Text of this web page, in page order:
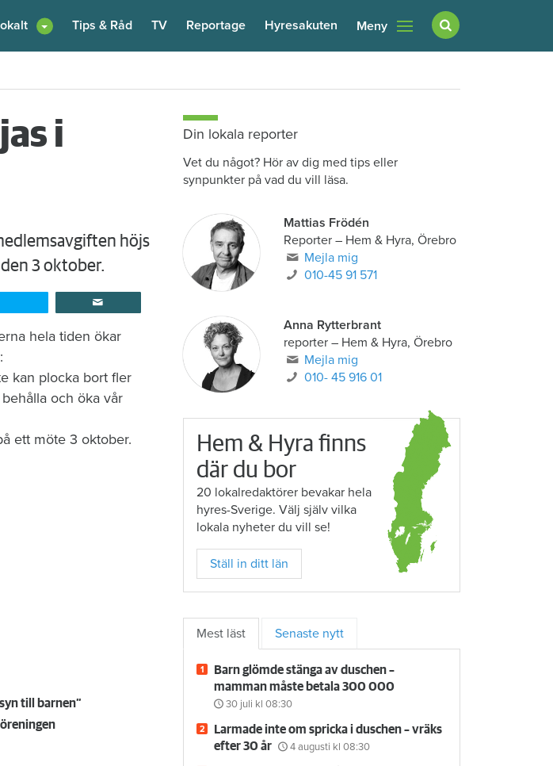
Tips & Råd TV Reportage Hyresakuten Meny
i
höjs
3 oktober.
hela tiden ökar
kan plocka bort fler
och öka vår
ett möte 3 oktober.
till barnen”
Din lokala reporter
Vet du något? Hör av dig med tips eller
synpunkter på vad du vill läsa.
Mattias Frödén
Reporter– Hem & Hyra, Örebro
Mejla mig
010-45 91 571
Anna Rytterbrant
reporter– Hem & Hyra, Örebro
Mejla mig
010- 45 916 01
Hem & Hyra finns
där du bor
20 lokalredaktörer bevakar hela
hyres-Sverige. Välj själv vilka
lokala nyheter du vill se!
Ställ in ditt län
Mest läst Senaste nytt
Barn glömde stänga av duschen –
mamman måste betala 300 000
30 juli kl 08:30
Larmade inte om spricka i duschen – vräks
efter 30 år
4 augusti kl 08:30